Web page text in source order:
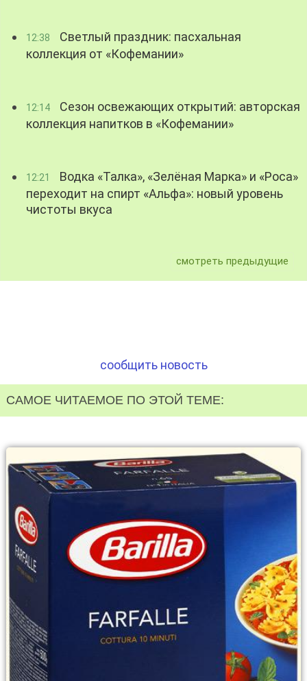
12:38
Светлый праздник: пасхальная
коллекция от «Кофемании»
12:14
Сезон освежающих открытий: авторская
коллекция напитков в «Кофемании»
12:21
Водка «Талка», «Зелёная Марка» и «Роса»
переходит на спирт «Альфа»: новый уровень
чистоты вкуса
смотреть предыдущие
сообщить новость
САМОЕ ЧИТАЕМОЕ ПО ЭТОЙ ТЕМЕ: